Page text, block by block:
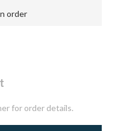
order
for order details.